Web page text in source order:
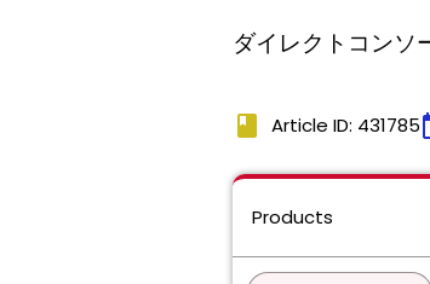
ダイレクトコンソ
book Article ID: 431785
Products